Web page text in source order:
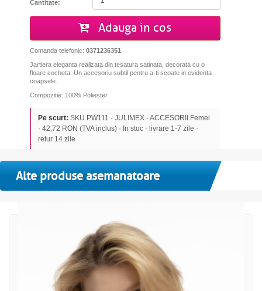
Cantitate:
Adauga in cos
Comanda telefonic: 0371236351
Jartiera eleganta realizata din tesatura satinata, decorata cu o
floare cocheta. Un accesoriu subtil pentru a-ti scoate in evidenta
coapsele.
Compozitie: 100% Poliester
Pe scurt: SKU PW111 · JULIMEX · ACCESORII Femei
· 42,72 RON (TVA inclus) · In stoc · livrare 1-7 zile ·
retur 14 zile
Alte produse asemanatoare